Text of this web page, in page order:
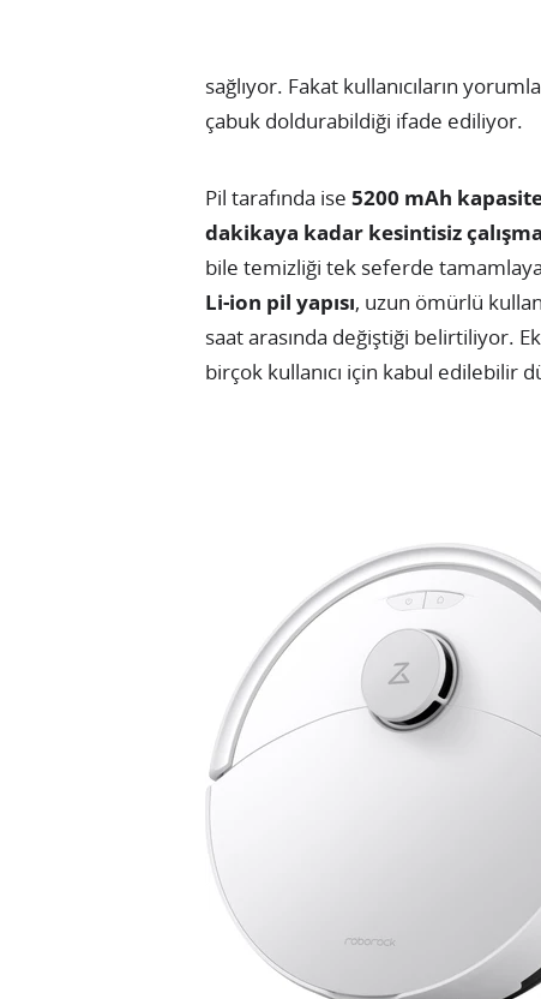
sağlıyor. Fakat kullanıcıların
çabuk doldurabildiği ifade ediliyor.
Pil tarafında ise 5200 mAh
dakikaya kadar kesintisiz çalışma
bile temizliği tek seferde
Li-ion pil yapısı, uzun ömürlü
saat arasında değiştiği belirtiliyor.
birçok kullanıcı için kabul edilebilir